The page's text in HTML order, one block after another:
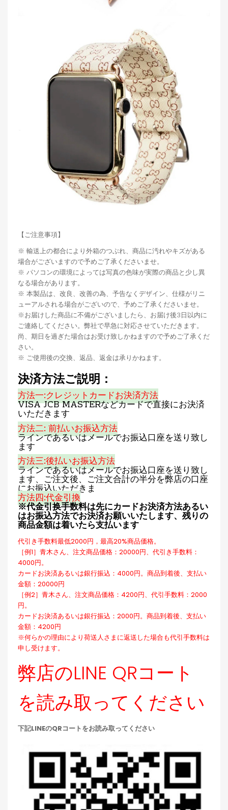
【ご注意事項】
※ 輸送上の都合により外箱のつぶれ、商品に汚れやキズがある
場合がございますので予めご了承くださいませ。
※ パソコンの環境によっては写真の色味が実際の商品と少し異
なる場合があります。
※ 本製品は、改良、改善の為、予告なくデザイン、仕様がリニ
ューアルされる場合がございので、予めご了承くださいませ。
※お届けした商品に不備がございましたら、お届け後3日以内に
ご連絡してください。弊社で早急に対応させていただきます。
尚、期日を過ぎた場合はお受け致しかねますので予めご了承くだ
さい。
※ ご使用後の交換、返品、返金は承りかねます。
決済方法ご説明：
方法一:クレジットカードお決済方法
VISA JCB MASTERなどカードで直接にお決済
いただきます
方法二: 前払いお振込方法
ラインであるいはメールでお振込口座を送り致し
ます
方法三:後払いお振込方法
ラインであるいはメールでお振込口座を送り致し
ます、ご注文後、ご注文合計の半分を弊店の口座
にお振込いただきま
方法四:代金引換
※代金引换手数料は先にカードお決済方法あるい
はお振込方法でお決済お願いいたします、残りの
商品金額は着いたら支払います
代引き手数料最低2000円，最高20%商品価格。
［例1］青木さん、注文商品価格：20000円、代引き手数料：
4000円。
カードお決済あるいは銀行振込：4000円。商品到着後、支払い
金額：20000円
［例2］青木さん、注文商品価格：4200円、代引手数料：2000
円。
カードお決済あるいは銀行振込：2000円。商品到着後、支払い
金額：4200円
※何らかの理由により荷送人さまに返送した場合も代引手数料は
申し受けます。
弊店のLINE QRコート
を読み取ってください
下記LINEのQRコートをお読み取ってください